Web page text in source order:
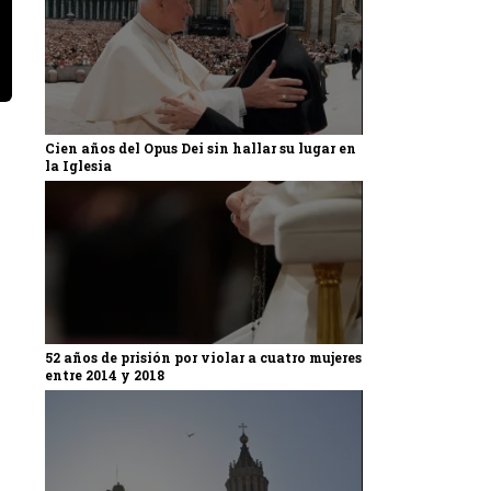
Cien años del Opus Dei sin hallar su lugar en
la Iglesia
52 años de prisión por violar a cuatro mujeres
entre 2014 y 2018